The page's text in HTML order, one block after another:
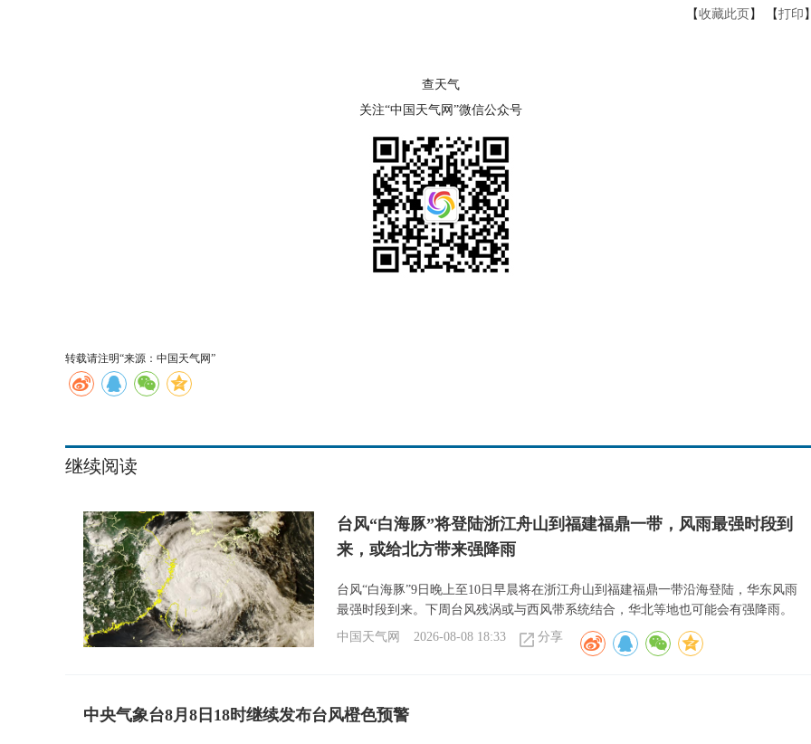
【收藏此页】 【打印 】
查天气
关注“中国天气网”微信公众号
转载请注明“来源：中国天气网”
继续阅读
台风“白海豚”将登陆浙江舟山到福建福鼎一带，风雨最强时段到
来，或给北方带来强降雨
台风“白海豚”9日晚上至10日早晨将在浙江舟山到福建福鼎一带沿海登陆，华东风雨
最强时段到来。下周台风残涡或与西风带系统结合，华北等地也可能会有强降雨。
中国天气网
2026-08-08 18:33 分享
中央气象台8月8日18时继续发布台风橙色预警